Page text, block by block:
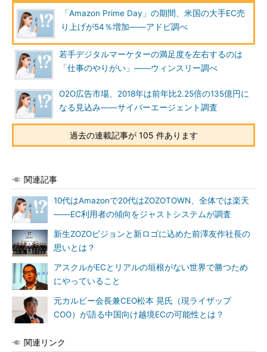
「Amazon Prime Day」の期間、米国の大手EC売
り上げが54％増加――アドビ調べ
若手デジタルマーケターの満足度を左右するのは
「仕事のやりがい」――ウィンスリー調べ
O2O広告市場、2018年は前年比2.25倍の135億円に
なる見込み――サイバーエージェント調査
過去の連載記事が 105 件あります
関連記事
10代はAmazonで20代はZOZOTOWN、全体では楽天
――EC利用者の傾向をジャストシステムが調査
新生ZOZOビジョンと新ロゴに込めた前澤友作社長の
思いとは？
アスクルがECとリアルの垣根がない世界で勝つため
にやっていること
元カルビー会長兼CEO松本 晃氏（現ライザップ
COO）が語る中国向け越境ECの可能性とは？
関連リンク